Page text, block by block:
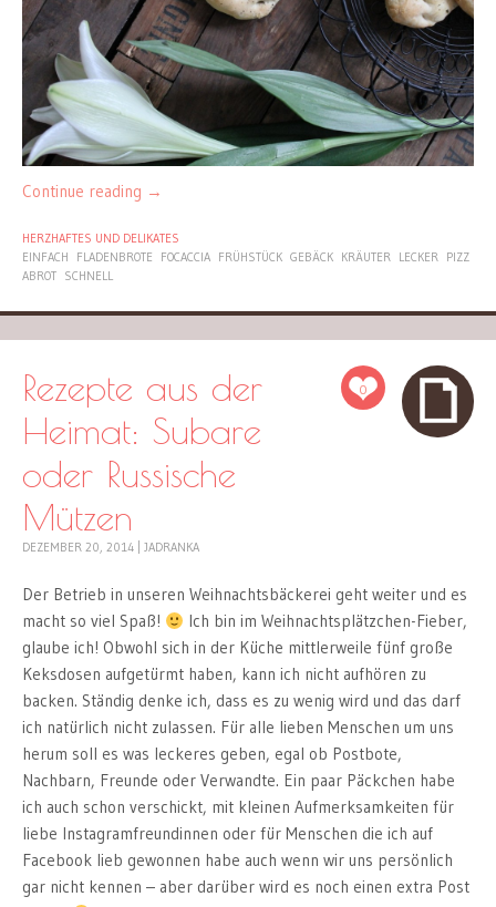
Continue reading →
HERZHAFTES UND DELIKATES
EINFACH
FLADENBROTE FOCACCIA FRÜHSTÜCK GEBÄCK KRÄUTER LECKER PIZZ
ABROT SCHNELL
0
Rezepte aus der
Heimat: Subare
oder Russische
Mützen
DEZEMBER 20, 2014 JADRANKA
Der Betrieb in unseren Weihnachtsbäckerei geht weiter und es
macht so viel Spaß!
Ich bin im Weihnachtsplätzchen-Fieber,
glaube ich! Obwohl sich in der Küche mittlerweile fünf große
Keksdosen aufgetürmt haben, kann ich nicht aufhören zu
backen. Ständig denke ich, dass es zu wenig wird und das darf
ich natürlich nicht zulassen. Für alle lieben Menschen um uns
herum soll es was leckeres geben, egal ob Postbote,
Nachbarn, Freunde oder Verwandte. Ein paar Päckchen habe
ich auch schon verschickt, mit kleinen Aufmerksamkeiten für
liebe Instagramfreundinnen oder für Menschen die ich auf
Facebook lieb gewonnen habe auch wenn wir uns persönlich
gar nicht kennen – aber darüber wird es noch einen extra Post